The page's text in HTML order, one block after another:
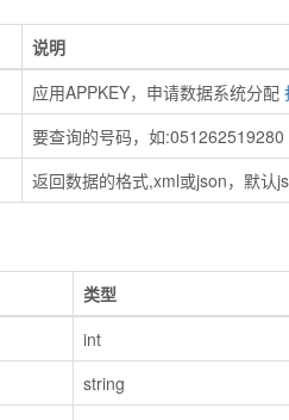
说明
应用APPKEY，申请数据系统分配
要查询的号码，如:051262519280
返回数据的格式,xml或json，默认
类型
int
string